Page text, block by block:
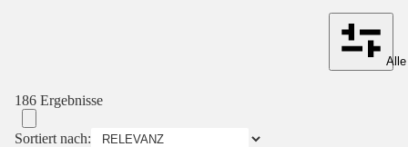
186 Ergebnisse
Sortiert nach: